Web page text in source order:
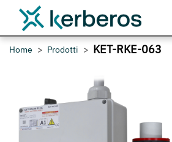
Home Prodotti KET-RKE-063